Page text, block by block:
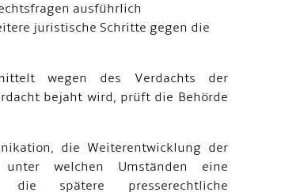
ausführlich
juristische Schritte gegen die
wegen des Verdachts der
bejaht wird, prüft die Behörde
die Weiterentwicklung der
welchen Umständen eine
die spätere presserechtliche